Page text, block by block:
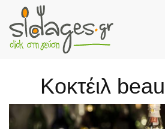
Skip
Κοκτέιλ